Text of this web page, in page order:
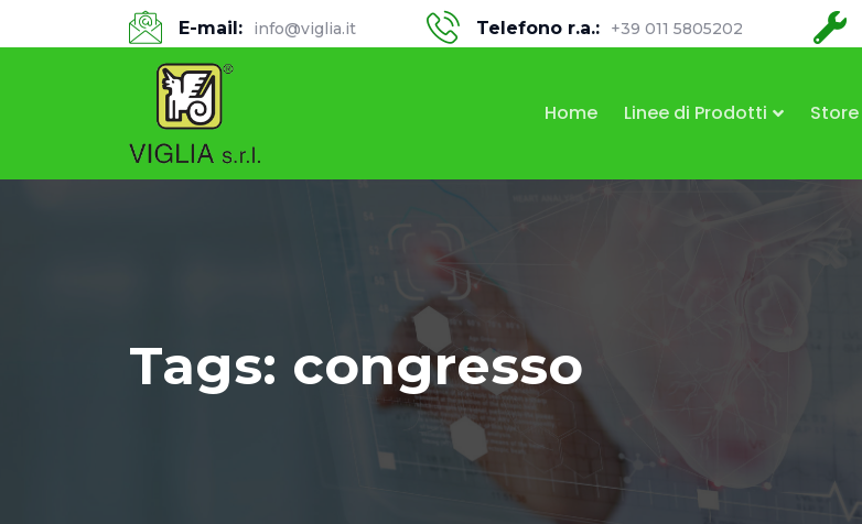
E-mail: info@viglia.it Telefono r.a.: +39 011 5805202
Home Linee di Prodotti Store
Tags: congresso